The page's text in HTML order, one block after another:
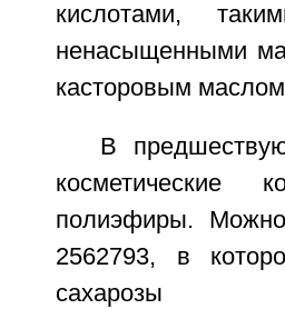
кислотами,
ненасыщенными
касторовым
В
косметические
полиэфиры.
2562793, в